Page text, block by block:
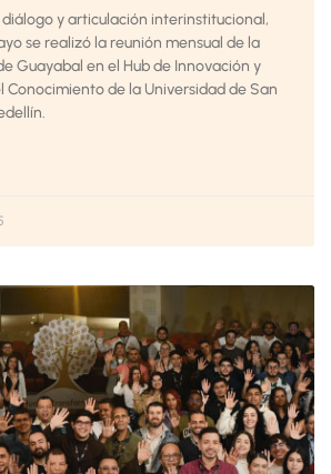
diálogo y articulación interinstitucional,
se realizó la reunión mensual de la
Guayabal en el Hub de Innovación y
Conocimiento de la Universidad de San